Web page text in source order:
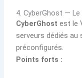
4. CyberGhost —
CyberGhost est le
serveurs dédiés
préconfigurés.
Points forts :